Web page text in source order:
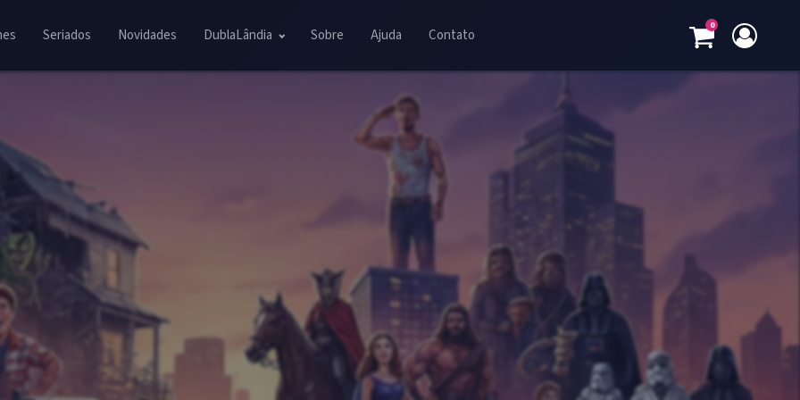
Seriados Novidades DublaLândia Sobre Ajuda Contato
0